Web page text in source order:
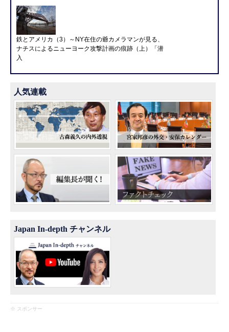
鉄とアメリカ（3）～NY在住の爺カメラマンが見る、
ナチスによるニューヨーク攻撃計画の痕跡（上）「潜
入
人気連載
Japan In-depth チャンネル
※ スポンサー